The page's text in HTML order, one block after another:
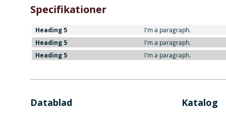
Specifikationer
Heading 5 I'm a paragraph.
Heading 5 I'm a paragraph.
Heading 5 I'm a paragraph.
Datablad Katalog